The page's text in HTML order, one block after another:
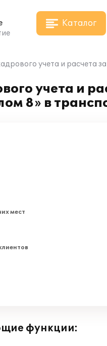
Каталог
учета и расчета
учета и
8» в
мест
функции: